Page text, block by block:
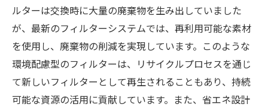
ウォーターサーバーの機能で健康管理を簡
単に
ルターは交換時に大量の廃棄物を生み出していました
が、最新のフィルターシステムでは、再利用可能な素材
を使用し、廃棄物の削減を実現しています。このような
環境配慮型のフィルターは、リサイクルプロセスを通じ
て新しいフィルターとして再生されることもあり、持続
可能な資源の活用に貢献しています。また、省エネ設計